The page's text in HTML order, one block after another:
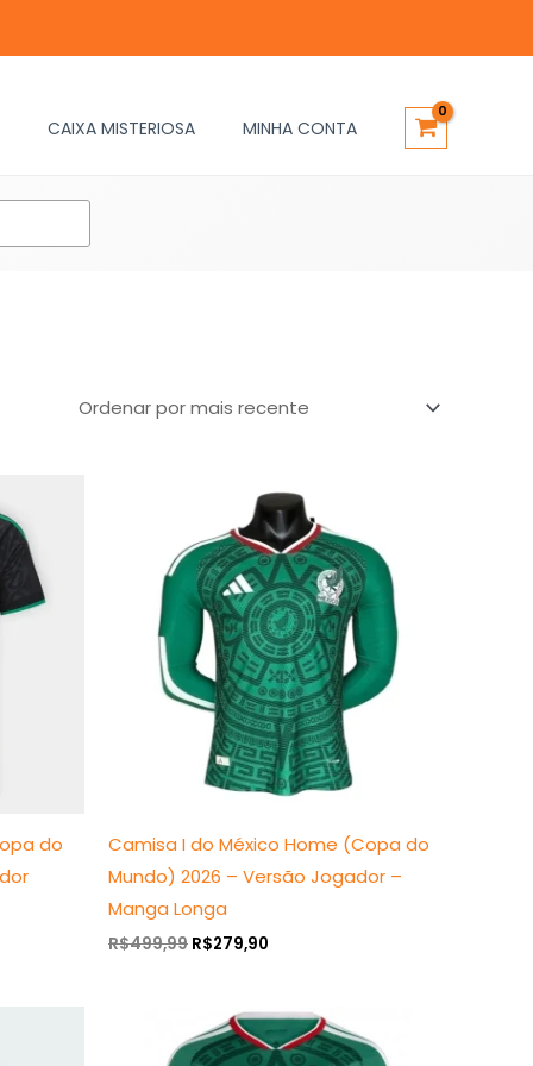
CAIXA MISTERIOSA MINHA CONTA
do
Camisa I do México Home (Copa do
Mundo) 2026 – Versão Jogador –
Manga Longa
R$499,99
original
era:
R$499,99.
R$279,90
preço
atual
é:
R$279,90.
preço
original
O
preço
atual